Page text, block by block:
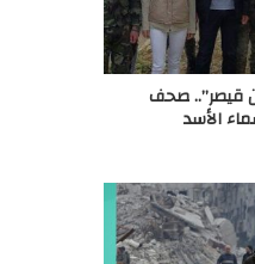
قيصر”.. صحف
الأسد